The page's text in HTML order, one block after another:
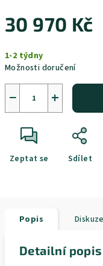
30 970 Kč
cena:
1-2 týdny
Možnosti doručení
+
−
Zeptat se Sdílet
Popis Diskuze
Detailní